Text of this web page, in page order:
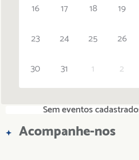
16
17 18 19
23
24 25 26
30
31 1 2
Sem eventos
Acompanhe-nos